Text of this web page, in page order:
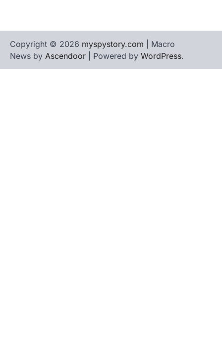
Copyright © 2026 myspystory.com | Macro
News by Ascendoor | Powered by WordPress.